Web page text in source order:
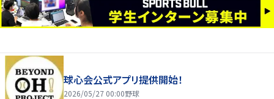
球心会公式アプリ提供開始！
2026/05/27 00:00野球